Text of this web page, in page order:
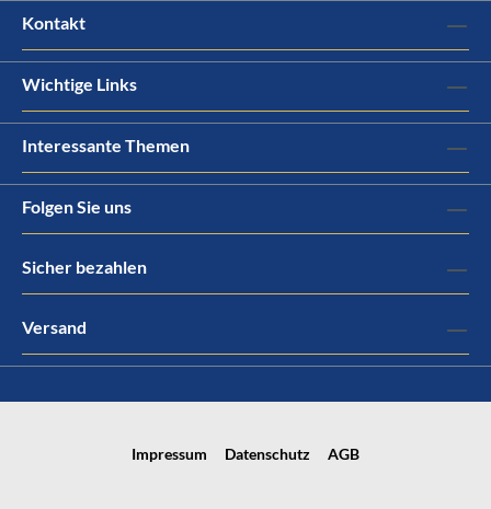
Kontakt
Wichtige Links
Interessante Themen
Folgen Sie uns
Sicher bezahlen
Versand
Impressum Datenschutz AGB